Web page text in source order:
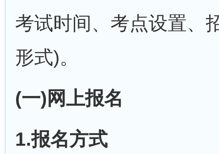
考试时间、考点设置、
形式)。
(一)网上报名
1.报名方式